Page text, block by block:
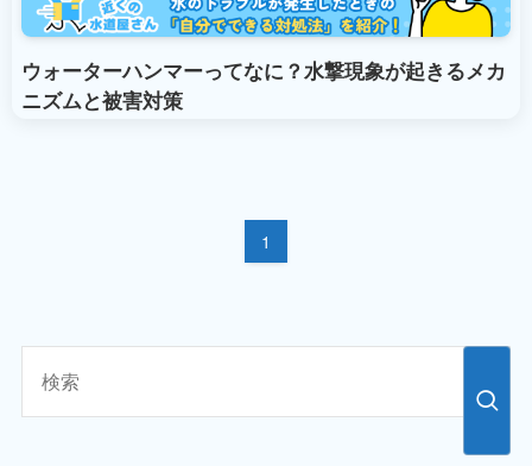
ウォーターハンマーってなに？水撃現象が起きるメカ
ニズムと被害対策
1